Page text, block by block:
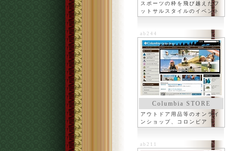
スポーツの枠を飛び越えたフ
ットサルスタイルのイベント
ab244
Columbia STORE
アウトドア用品等のオンライ
ンショップ、コロンビア
ab211